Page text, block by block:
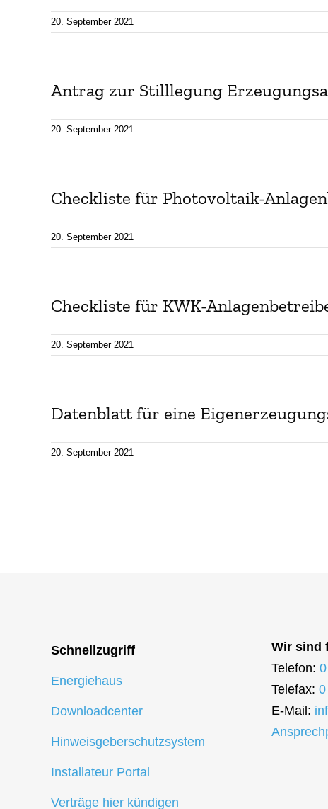
20. September 2021
Antrag zur Stilllegung
20. September 2021
Checkliste für Photovoltaik-
20. September 2021
Checkliste für KWK-
20. September 2021
Datenblatt für eine
20. September 2021
Schnellzugriff
Energiehaus
Downloadcenter
Hinweisgeberschutzsystem
Installateur Portal
Verträge hier kündigen
Wir sind
Telefon:
Telefax:
E-Mail: